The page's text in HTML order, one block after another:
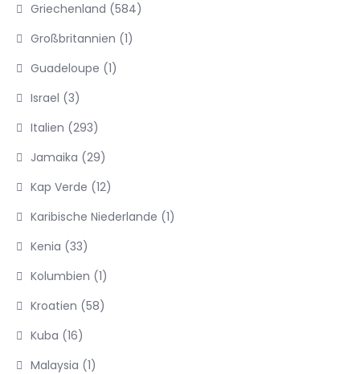
Griechenland (584)
Großbritannien (1)
Guadeloupe (1)
Israel (3)
Italien (293)
Jamaika (29)
Kap Verde (12)
Karibische Niederlande (1)
Kenia (33)
Kolumbien (1)
Kroatien (58)
Kuba (16)
Malaysia (1)